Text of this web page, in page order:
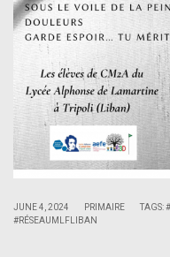
JUNE 4, 2024 PRIMAIRE TAGS:
#RÉSEAUMLFLIBAN